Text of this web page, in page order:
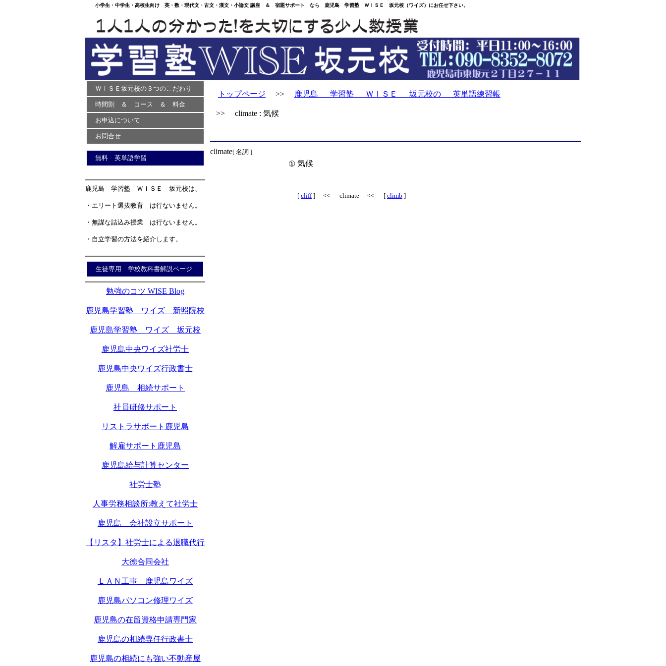
小学生・中学生・高校生向け 英・数・現代文・古文・漢文・小論文 講座 ＆ 宿題サポート なら 鹿児島 学習塾 ＷＩＳＥ 坂元校（ワイズ）にお任せ下さい。
ＷＩＳＥ坂元校の３つのこだわり
時間割 ＆ コース ＆ 料金
お申込について
お問合せ
無料 英単語学習
鹿児島 学習塾 ＷＩＳＥ 坂元校は、
・エリート選抜教育 は行ないません。
・無謀な詰込み授業 は行ないません。
・自立学習の方法を紹介します。
生徒専用 学校教科書解説ページ
勉強のコツ WISE Blog
鹿児島学習塾 ワイズ 新照院校
鹿児島学習塾 ワイズ 坂元校
鹿児島中央ワイズ社労士
鹿児島中央ワイズ行政書士
鹿児島 相続サポート
社員研修サポート
リストラサポート鹿児島
解雇サポート鹿児島
鹿児島給与計算センター
社労士塾
人事労務相談所:教えて社労士
鹿児島 会社設立サポート
【リスタ】社労士による退職代行
大徳合同会社
ＬＡＮ工事 鹿児島ワイズ
鹿児島パソコン修理ワイズ
鹿児島の在留資格申請専門家
鹿児島の相続専任行政書士
鹿児島の相続にも強い不動産屋
トップページ >> 鹿児島 学習塾 ＷＩＳＥ 坂元校の 英単語練習帳
>> climate : 気候
climate[ 名詞 ]
① 気候
[ cliff] << climate << [ climb ]